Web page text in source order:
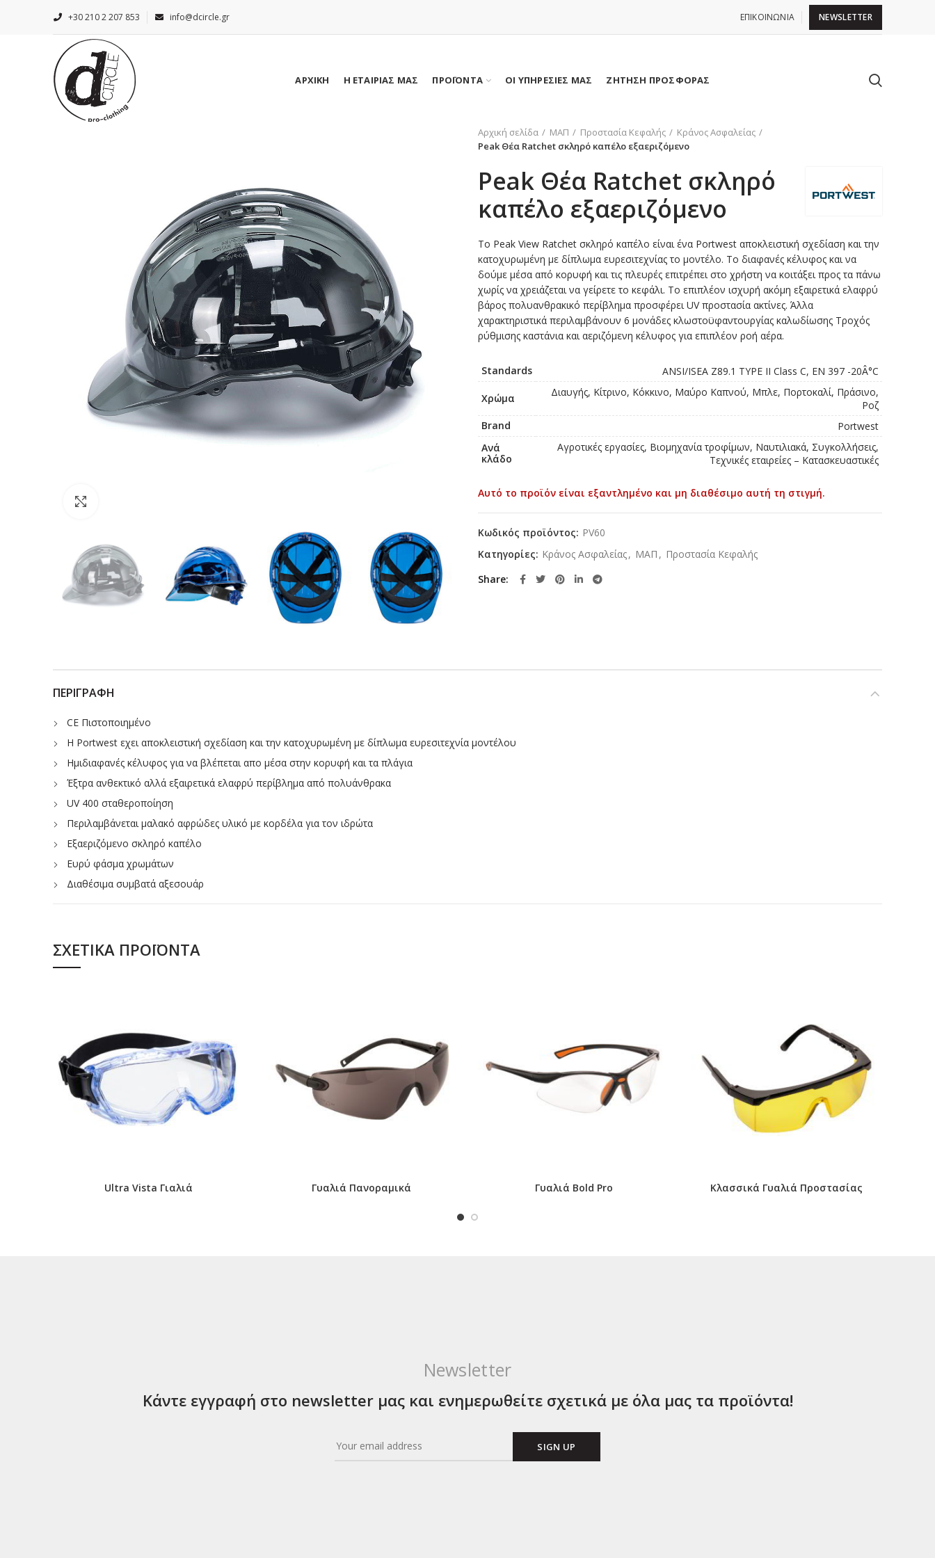
+30 210 2 207 853 info@dcircle.gr ΕΠΙΚΟΙΝΩΝΙΑ NEWSLETTER
ΑΡΧΙΚΗ Η ΕΤΑΙΡΙΑΣ ΜΑΣ ΠΡΟΪΟΝΤΑ ΟΙ ΥΠΗΡΕΣΙΕΣ ΜΑΣ ΖΗΤΗΣΗ ΠΡΟΣΦΟΡΑΣ
Αρχική σελίδα ΜΑΠ Προστασία Κεφαλής
Κράνος Ασφαλείας
Peak Θέα Ratchet σκληρό καπέλο εξαεριζόμενο
Peak Θέα Ratchet σκληρό
καπέλο εξαεριζόμενο
Το Peak View Ratchet σκληρό καπέλο είναι ένα Portwest αποκλειστική σχεδίαση και την
κατοχυρωμένη με δίπλωμα ευρεσιτεχνίας το μοντέλο. Το διαφανές κέλυφος και να
δούμε μέσα από κορυφή και τις πλευρές επιτρέπει στο χρήστη να κοιτάξει προς τα πάνω
χωρίς να χρειάζεται να γείρετε το κεφάλι. Το επιπλέον ισχυρή ακόμη εξαιρετικά ελαφρύ
βάρος πολυανθρακικό περίβλημα προσφέρει UV προστασία ακτίνες. Άλλα
χαρακτηριστικά περιλαμβάνουν 6 μονάδες κλωστοϋφαντουργίας καλωδίωσης Τροχός
ρύθμισης καστάνια και αεριζόμενη κέλυφος για επιπλέον ροή αέρα.
Standards ANSI/ISEA Z89.1 TYPE II Class C, EN 397 -20Â°C
Χρώμα
Διαυγής, Κίτρινο, Κόκκινο, Μαύρο Καπνού, Μπλε, Πορτοκαλί, Πράσινο,
Ροζ
Brand
Portwest
Ανά
κλάδο
Αγροτικές εργασίες, Βιομηχανία τροφίμων, Ναυτιλιακά, Συγκολλήσεις,
Τεχνικές εταιρείες – Κατασκευαστικές
Αυτό το προϊόν είναι εξαντλημένο και μη διαθέσιμο αυτή τη στιγμή.
Κωδικός προϊόντος: PV60
Κατηγορίες: Κράνος Ασφαλείας, ΜΑΠ , Προστασία Κεφαλής
Share
ΠΕΡΙΓΡΑΦΉ
CE Πιστοποιημένο
Η Portwest εχει αποκλειστική σχεδίαση και την κατοχυρωμένη με δίπλωμα ευρεσιτεχνία μοντέλου
Ημιδιαφανές κέλυφος για να βλέπεται απο μέσα στην κορυφή και τα πλάγια
Έξτρα ανθεκτικό αλλά εξαιρετικά ελαφρύ περίβλημα από πολυάνθρακα
UV 400 σταθεροποίηση
Περιλαμβάνεται μαλακό αφρώδες υλικό με κορδέλα για τον ιδρώτα
Εξαεριζόμενο σκληρό καπέλο
Ευρύ φάσμα χρωμάτων
Διαθέσιμα συμβατά αξεσουάρ
7 χρόνια διάρκειας ζωής από την ημερομηνία παρασκευής όπως υπογραμμίζεται στο φύλλο χρήστη του προϊόντος
ΣΧΕΤΙΚΆ ΠΡΟΪΌΝΤΑ
Ultra Vista Γιαλιά Γυαλιά Πανοραμικά Γυαλιά Bold Pro Κλασσικά Γυαλιά Προστασίας
Newsletter
Κάντε εγγραφή στο newsletter μας και ενημερωθείτε σχετικά με όλα μας τα προϊόντα!